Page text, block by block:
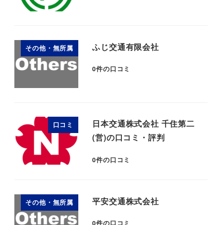
その他・無所属 ふじ交通有限会社
0件の口コミ
口コミ
日本交通株式会社 千住第二
(営)の口コミ・評判
0件の口コミ
その他・無所属 平安交通株式会社
0件の口コミ